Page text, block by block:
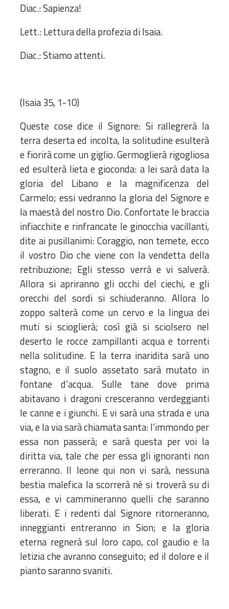
Diac.: Sapienza!
Lett.: Lettura della profezia di Isaia.
Diac.: Stiamo attenti.
(Isaia 35, 1-10)
Queste cose dice il Signore: Si rallegrerà la
terra deserta ed incolta, la solitudine esulterà
e fiorirà come un giglio. Germoglierà rigogliosa
ed esulterà lieta e gioconda: a lei sarà data la
gloria del Libano e la magnificenza del
Carmelo; essi vedranno la gloria del Signore e
la maestà del nostro Dio. Confortate le braccia
infiacchite e rinfrancate le ginocchia vacillanti,
dite ai pusillanimi: Coraggio, non temete, ecco
il vostro Dio che viene con la vendetta della
retribuzione; Egli stesso verrà e vi salverà.
Allora si apriranno gli occhi del ciechi, e gli
orecchi del sordi si schiuderanno. Allora lo
zoppo salterà come un cervo e la lingua dei
muti si scioglierà; così già si sciolsero nel
deserto le rocce zampillanti acqua e torrenti
nella solitudine. E la terra inaridita sarà uno
stagno, e il suolo assetato sarà mutato in
fontane d’acqua. Sulle tane dove prima
abitavano i dragoni cresceranno verdeggianti
le canne e i giunchi. E vi sarà una strada e una
via, e la via sarà chiamata santa: l’immondo per
essa non passerà; e sarà questa per voi la
diritta via, tale che per essa gli ignoranti non
erreranno. Il leone qui non vi sarà, nessuna
bestia malefica la scorrerà né si troverà su di
essa, e vi cammineranno quelli che saranno
liberati. E i redenti dal Signore ritorneranno,
inneggianti entreranno in Sion; e la gloria
eterna regnerà sul loro capo, col gaudio e la
letizia che avranno conseguito; ed il dolore e il
pianto saranno svaniti.